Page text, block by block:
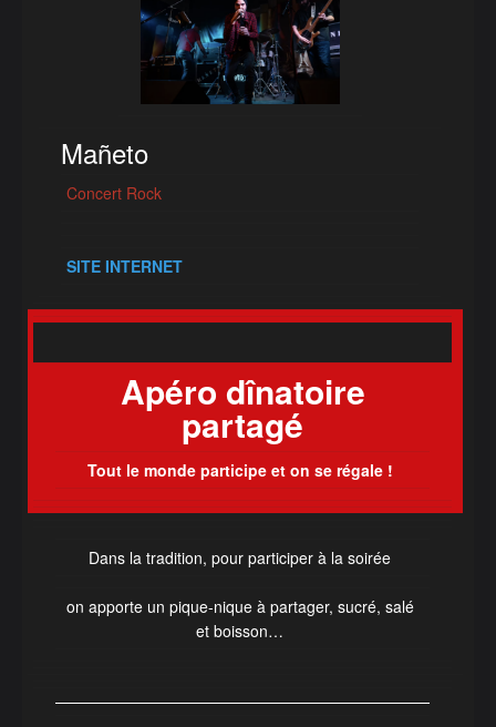
Mañeto
Concert Rock
SITE INTERNET
Apéro dînatoire
partagé
Tout le monde participe et on se régale !
Dans la tradition, pour participer à la soirée
on apporte un pique-nique à partager, sucré, salé
et boisson…